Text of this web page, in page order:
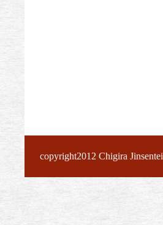
copyright2012 Chigira Jinsentei